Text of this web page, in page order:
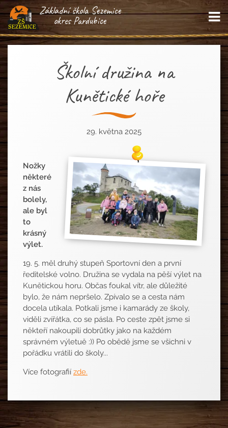
Základní škola Sezemice
okres Pardubice
Školní družina na
Kunětické hoře
29. května 2025
Nožky
některé
z nás
bolely,
ale byl
to
krásný
výlet.
19. 5. měl druhý stupeň Sportovní den a první
ředitelské volno. Družina se vydala na pěší výlet na
Kunětickou horu. Občas foukal vítr, ale důležité
bylo, že nám nepršelo. Zpívalo se a cesta nám
docela utíkala. Potkali jsme i kamarády ze školy,
viděli zvířátka, co se pásla. Po ceste zpět jsme si
někteří nakoupili dobrůtky jako na každém
správném výletuě :)) Po obědě jsme se všichni v
pořádku vrátili do školy...
Více fotografií zde.